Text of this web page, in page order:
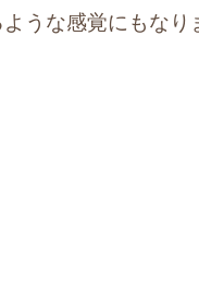
うな感覚にもなり